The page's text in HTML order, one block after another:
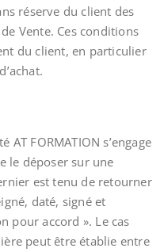
réserve du client des
Vente. Ces conditions
du client, en particulier
FORMATION s’engage
le déposer sur une
est tenu de retourner
daté, signé et
pour accord ». Le cas
peut être établie entre